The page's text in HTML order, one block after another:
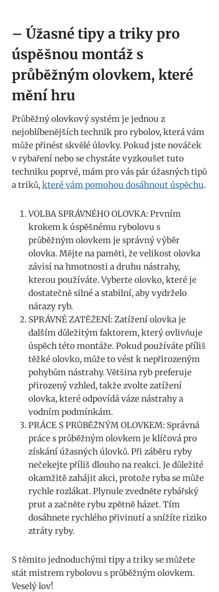
– Úžasné tipy a triky pro
úspěšnou montáž s
průběžným olovkem, které
‌mění⁤ hru
Průběžný olovkový systém je jednou‍ z
nejoblíbenějších technik pro rybolov,‍ která vám
může přinést skvělé úlovky. ​Pokud jste⁤ nováček
⁤v rybaření​ nebo ⁣se chystáte vyzkoušet tuto
techniku poprvé, mám​ pro vás pár úžasných ⁢tipů
⁣a triků,⁤které vám pomohou dosáhnout ​úspěchu.
VOLBA SPRÁVNÉHO ​OLOVKA:⁤ Prvním
krokem k ⁣úspěšnému⁢ rybolovu ⁢s
průběžným olovkem je správný výběr
olovka.⁢ Mějte na paměti, že velikost⁤ olovka
závisí na hmotnosti a⁤ druhu ⁤nástrahy,
⁤kterou ‌používáte. Vyberte olovko, které je
dostatečně silné a stabilní, aby vydrželo
nárazy ryb.
SPRÁVNÉ ZATĚŽENÍ: ‍Zatížení olovka je‍
dalším důležitým faktorem, který ovlivňuje
úspěch této montáže. Pokud ⁤používáte příliš
těžké olovko, může to vést k nepřirozeným
pohybům ​nástrahy. Většina ryb‍ preferuje
přirozený vzhled, takže zvolte zatížení
olovka, které odpovídá ⁣váze nástrahy a ​
vodním podmínkám.
PRÁCE‍ S⁤ PRŮBĚŽNÝM OLOVKEM: Správná
práce s průběžným olovkem je klíčová pro
získání ‍úžasných úlovků. Při záběru ryby
nečekejte příliš dlouho na ​reakci. ⁣Je důležité
okamžitě ⁢zahájit akci, ‍protože ⁢ryba se může⁢
rychle rozlákat. Plynule zvedněte⁣ rybářský⁢
prut ‍a⁤ začněte ⁤rybu zpětně házet. Tím
dosáhnete rychlého přivinutí a snížíte riziko⁤
ztráty ryby.
S těmito jednoduchými tipy a ⁣triky se můžete
stát mistrem rybolovu s průběžným ⁣olovkem.
Veselý⁣ lov!